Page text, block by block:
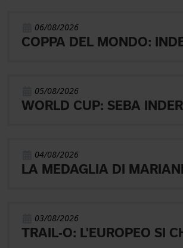
06/08/2026
05/08/2026
04/08/2026
03/08/2026